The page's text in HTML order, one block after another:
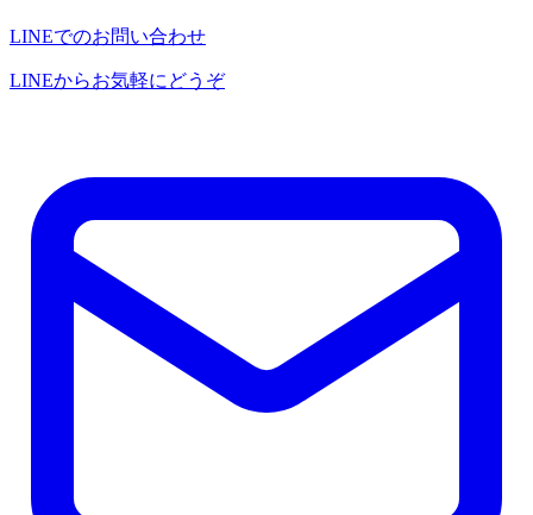
LINEでのお問い合わせ
LINEからお気軽にどうぞ